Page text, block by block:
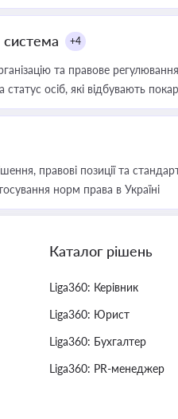
система +4
та правове
осіб, які відбувають
правові позиції та
норм права в Україні
Каталог рішень
Liga360: Керівник
Liga360: Юрист
Liga360: Бухгалтер
Liga360: PR-менеджер